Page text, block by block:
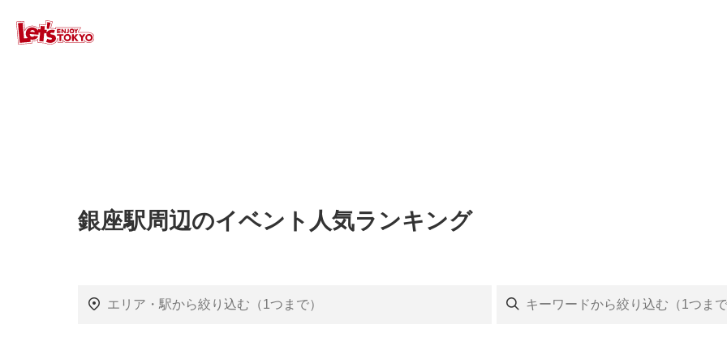
銀座駅周辺のイベント人気ランキング